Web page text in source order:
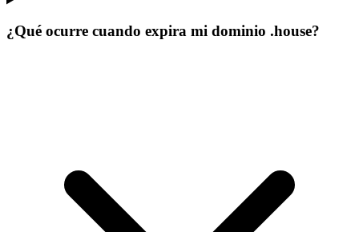
¿Qué ocurre cuando expira mi dominio .house?